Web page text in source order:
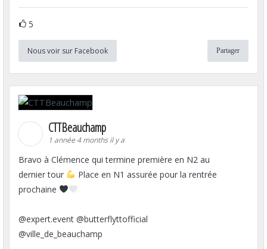
5
Nous voir sur Facebook Partager
CTTBeauchamp
1 année 4 months il y a
Bravo à Clémence qui termine première en N2 au
dernier tour
Place en N1 assurée pour la rentrée
prochaine
@expert.event @butterflyttofficial
@ville_de_beauchamp